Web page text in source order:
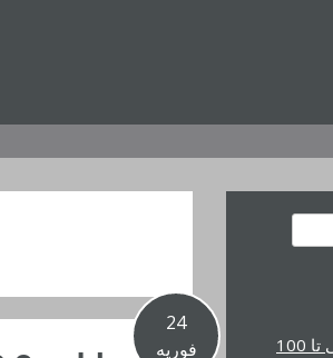
24
فوریه
راهنمای خرید بهترین گوشی تا 100